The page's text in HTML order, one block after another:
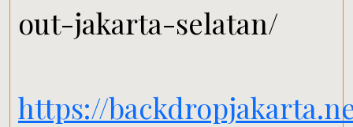
out-jakarta-selatan/
https://